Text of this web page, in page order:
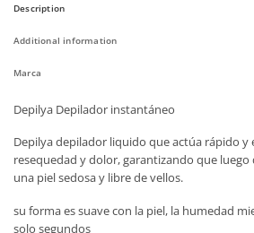
Description
Additional information
Marca
Depilya Depilador instantáneo
Depilya depilador liquido que actúa rápido
resequedad y dolor, garantizando que luego
una piel sedosa y libre de vellos.
su forma es suave con la piel, la humedad
solo segundos